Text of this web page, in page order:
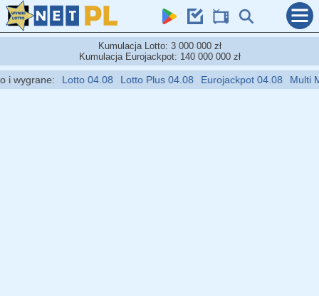
Kumulacja Lotto: 3 000 000 zł
Kumulacja Eurojackpot: 140 000 000 zł
Lotto 04.08 Lotto Plus 04.08 Eurojackpot 04.08 Multi